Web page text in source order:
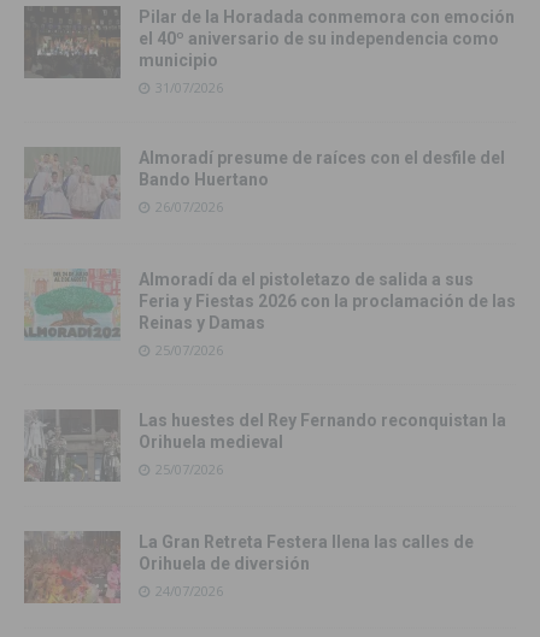
Pilar de la Horadada conmemora con emoción
el 40º aniversario de su independencia como
municipio
31/07/2026
Almoradí presume de raíces con el desfile del
Bando Huertano
26/07/2026
Almoradí da el pistoletazo de salida a sus
Feria y Fiestas 2026 con la proclamación de las
Reinas y Damas
25/07/2026
Las huestes del Rey Fernando reconquistan la
Orihuela medieval
25/07/2026
La Gran Retreta Festera llena las calles de
Orihuela de diversión
24/07/2026